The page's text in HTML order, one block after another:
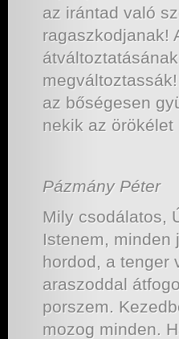
az irántad való
ragaszkodjanak!
az bőségesen
nekik az örökélet
Pázmány Péter
Mily csodálatos,
Istenem, minden
hordod, a tenger
araszoddal
porszem.
mozog minden.